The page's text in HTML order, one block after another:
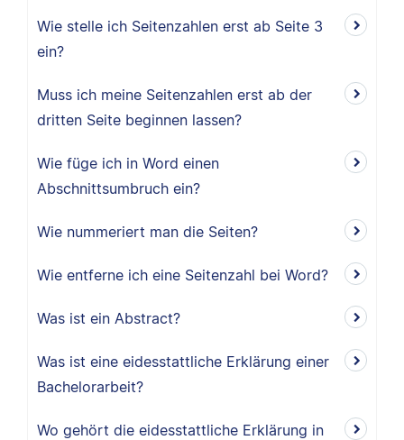
Wie stelle ich Seitenzahlen erst ab Seite 3
ein?
Muss ich meine Seitenzahlen erst ab der
dritten Seite beginnen lassen?
Wie füge ich in Word einen
Abschnittsumbruch ein?
Wie nummeriert man die Seiten?
Wie entferne ich eine Seitenzahl bei Word?
Was ist ein Abstract?
Was ist eine eidesstattliche Erklärung einer
Bachelorarbeit?
Wo gehört die eidesstattliche Erklärung in